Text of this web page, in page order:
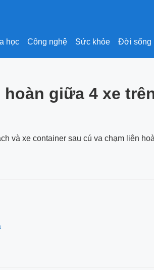
học Công nghệ Sức khỏe Đời sống
giữa 4 xe
và xe container sau cú va chạm liên